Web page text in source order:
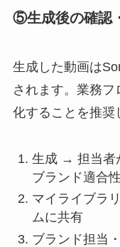
⑤生成後の確認
生成した動画は
されます。業務
化することを推奨
生成 → 担当者
ブランド適合性
マイライブラ
ムに共有
ブランド担当